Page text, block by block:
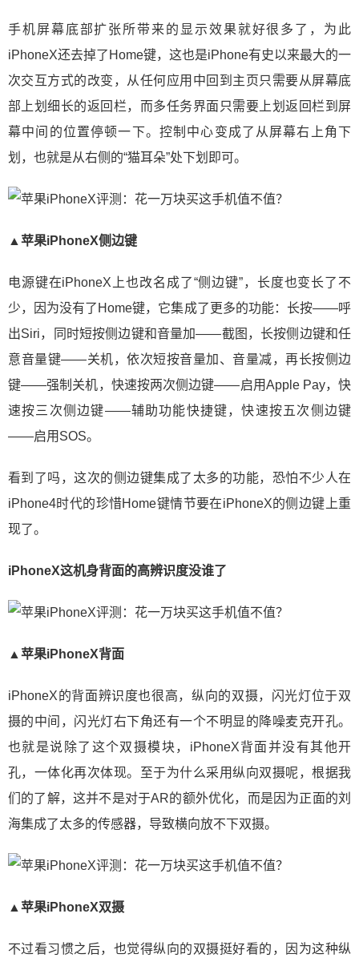
手机屏幕底部扩张所带来的显示效果就好很多了，为此
iPhoneX还去掉了Home键，这也是iPhone有史以来最大的一
次交互方式的改变，从任何应用中回到主页只需要从屏幕底
部上划细长的返回栏，而多任务界面只需要上划返回栏到屏
幕中间的位置停顿一下。控制中心变成了从屏幕右上角下
划，也就是从右侧的“猫耳朵”处下划即可。
▲苹果iPhoneX侧边键
电源键在iPhoneX上也改名成了“侧边键”，长度也变长了不
少，因为没有了Home键，它集成了更多的功能：长按——呼
出Siri，同时短按侧边键和音量加——截图，长按侧边键和任
意音量键——关机，依次短按音量加、音量减，再长按侧边
键——强制关机，快速按两次侧边键——启用Apple Pay，快
速按三次侧边键——辅助功能快捷键，快速按五次侧边键
——启用SOS。
看到了吗，这次的侧边键集成了太多的功能，恐怕不少人在
iPhone4时代的珍惜Home键情节要在iPhoneX的侧边键上重
现了。
iPhoneX这机身背面的高辨识度没谁了
▲苹果iPhoneX背面
iPhoneX的背面辨识度也很高，纵向的双摄，闪光灯位于双
摄的中间，闪光灯右下角还有一个不明显的降噪麦克开孔。
也就是说除了这个双摄模块，iPhoneX背面并没有其他开
孔，一体化再次体现。至于为什么采用纵向双摄呢，根据我
们的了解，这并不是对于AR的额外优化，而是因为正面的刘
海集成了太多的传感器，导致横向放不下双摄。
▲苹果iPhoneX双摄
不过看习惯之后，也觉得纵向的双摄挺好看的，因为这种纵